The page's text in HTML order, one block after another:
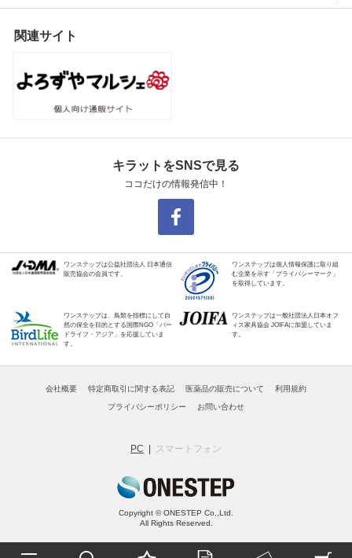
関連サイト
キラットをSNSで見る
ココだけの情報発信中！
ワンステップは公益社団法人 日本通信
販売協会の会員です。
ワンステップは個人情報保護に取り組
む企業を示す「プライバシーマーク」
を取得しています。
ワンステップは、鳥類を指標にして自
然の保全を目的とする国際NGO「バー
ドライフ・アジア」を応援していま
す。
ワンステップは一般社団法人日本オフ
ィス家具協会 JOIFAに加盟していま
す。
会社概要 特定商取引に関する表記 医薬品の販売について 利用規約
プライバシーポリシー お問い合わせ
PC スマートフォン
Copyright © ONESTEP Co.,Ltd.
All Rights Reserved.